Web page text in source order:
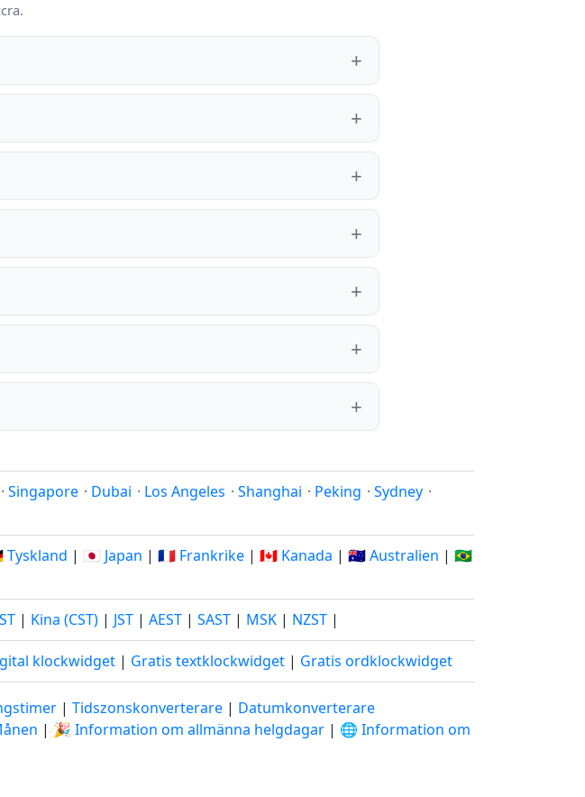
· Singapore · Dubai · Los Angeles · Shanghai · Peking · Sydney ·
Tyskland | 🇯🇵 Japan | 🇫🇷 Frankrike | 🇨🇦 Kanada | 🇦🇺 Australien | 🇧🇷
| Kina (CST) | JST | AEST | SAST | MSK | NZST |
klockwidget | Gratis textklockwidget | Gratis ordklockwidget
| Tidszonskonverterare | Datumkonverterare
| 🎉 Information om allmänna helgdagar | 🌐 Information om